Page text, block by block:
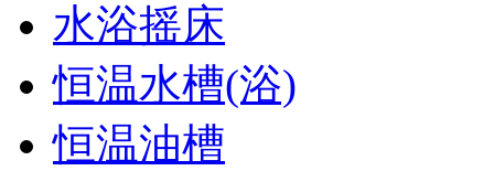
水浴摇床
恒温水槽(浴)
恒温油槽